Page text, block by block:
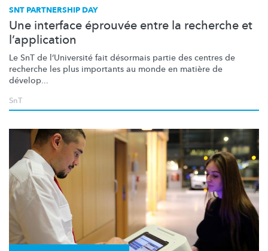
SNT PARTNERSHIP DAY
Une interface éprouvée entre la recherche et
l’application
Le SnT de l’Université fait désormais partie des centres de
recherche les plus importants au monde en matière de
dévelop...
SnT